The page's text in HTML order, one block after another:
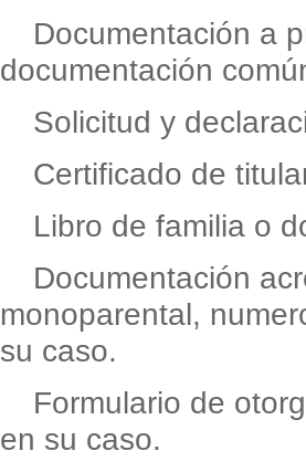
Documentación a
documentación
Solicitud y
Certificado de
Libro de familia o
Documentación
monoparental,
su caso.
Formulario de
en su caso.